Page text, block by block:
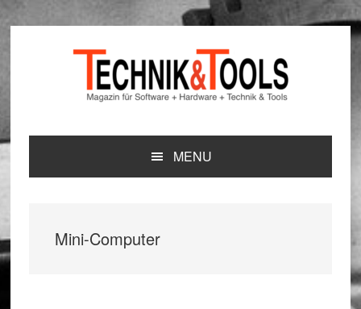
Zur
Hauptnavigation
springen
Zum
Inhalt
springen
Zur
Seitenspalte
springen
MENU
Mini-Computer